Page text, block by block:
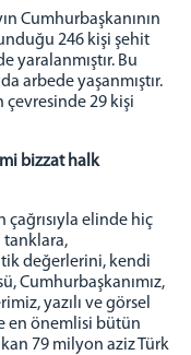
Cumhurbaşkanının
246 kişi şehit
yaralanmıştır. Bu
arbede yaşanmıştır.
çevresinde 29 kişi
bizzat halk
çağrısıyla elinde hiç
tanklara,
değerlerini, kendi
Cumhurbaşkanımız,
yazılı ve görsel
en önemlisi bütün
79 milyon aziz Türk